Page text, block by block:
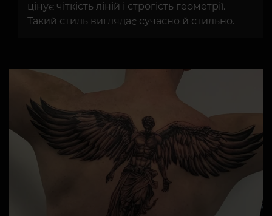
цінує чіткість ліній і строгість геометрії.
Такий стиль виглядає сучасно й стильно.